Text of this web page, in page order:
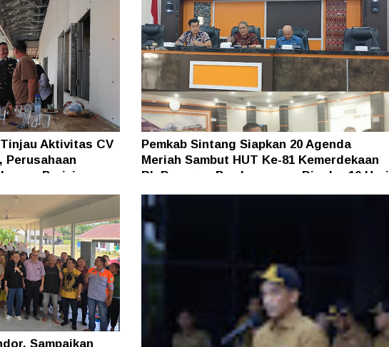
Aktivitas CV
Perusahaan
Perizinan
Pemkab Sintang Siapkan 20 Agenda
Meriah Sambut HUT Ke-81 Kemerdekaan
RI, Pameran Pembangunan Digelar 10 Hari
Sampaikan